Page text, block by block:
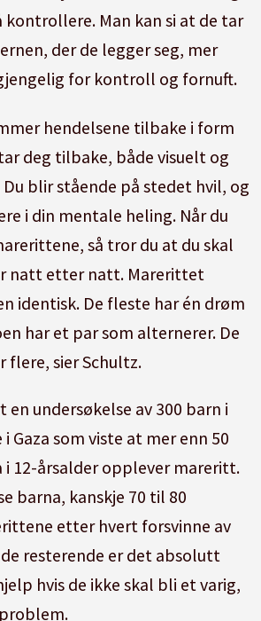
Man kan si at de tar
der de legger seg, mer
for kontroll og fornuft.
hendelsene tilbake i form
deg tilbake, både visuelt og
Du blir stående på stedet hvil, og
i din mentale heling. Når du
så tror du at du skal
natt etter natt. Marerittet
identisk. De fleste har én drøm
har et par som alternerer. De
sier Schultz.
en undersøkelse av 300 barn i
Gaza som viste at mer enn 50
i 12-årsalder opplever mareritt.
barna, kanskje 70 til 80
etter hvert forsvinne av
resterende er det absolutt
hvis de ikke skal bli et varig,